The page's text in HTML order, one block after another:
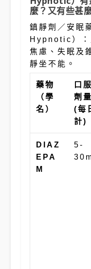
麼？又有些甚
鎮靜劑／安眠
Hypnotic）：
焦慮、失眠及
靜坐不能。
藥物
（學
名）
口服
劑量
(每
計)
DIAZ
EPA
M
5-